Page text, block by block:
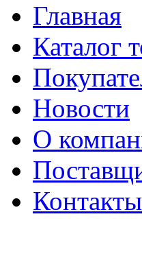
Главная
Каталог
Новости
О
Контакты